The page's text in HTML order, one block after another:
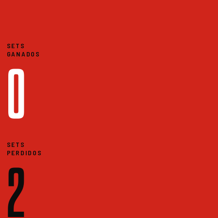
SETS
GANADOS
0
SETS
PERDIDOS
2